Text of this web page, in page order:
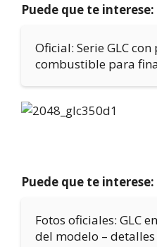
Puede que te interese:
Oficial: Serie GLC
combustible para
Puede que te interese:
Fotos oficiales: GLC
del modelo –